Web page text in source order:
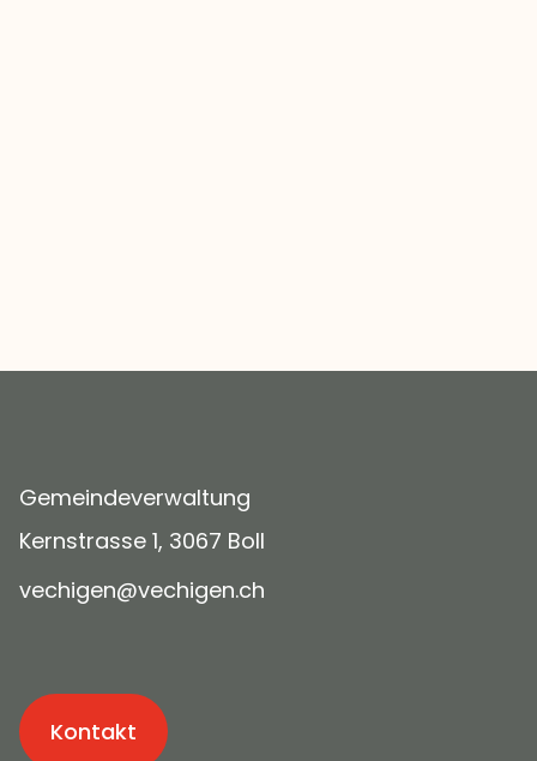
Gemeindeverwaltung
Kernstrasse 1, 3067 Boll
v ch g n v ch g n ch
Kontakt